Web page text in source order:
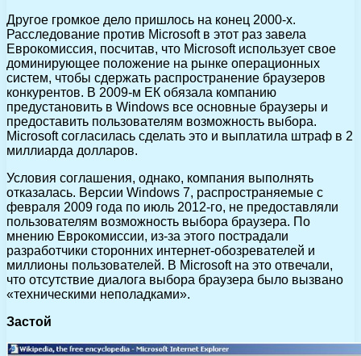
Другое громкое дело пришлось на конец 2000-х.
Расследование против Microsoft в этот раз завела
Еврокомиссия, посчитав, что Microsoft использует свое
доминирующее положение на рынке операционных
систем, чтобы сдержать распространение браузеров
конкурентов. В 2009-м ЕК обязала компанию
предустановить в Windows все основные браузеры и
предоставить пользователям возможность выбора.
Microsoft согласилась сделать это и выплатила штраф в 2
миллиарда долларов.
Условия соглашения, однако, компания выполнять
отказалась. Версии Windows 7, распространяемые с
февраля 2009 года по июль 2012-го, не предоставляли
пользователям возможность выбора браузера. По
мнению Еврокомиссии, из-за этого пострадали
разработчики сторонних интернет-обозревателей и
миллионы пользователей. В Microsoft на это отвечали,
что отсутствие диалога выбора браузера было вызвано
«техническими неполадками».
Застой